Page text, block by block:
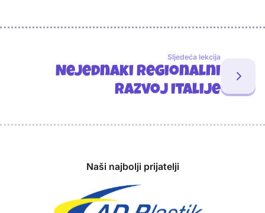
Sljedeća lekcija
Nejednaki regionalni
razvoj Italije
Naši najbolji prijatelji